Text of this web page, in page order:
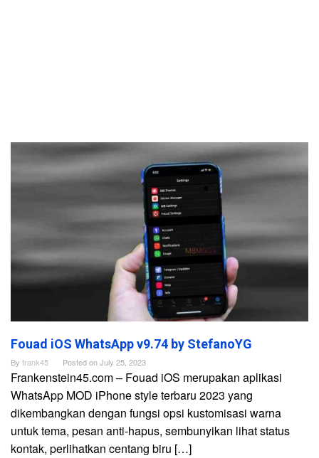
Frankenstein45.Com
Fouad iOS WhatsApp v9.74 by StefanoYG
By frank45 Posted onJuly 25, 2023
Frankenstein45.com – Fouad iOS merupakan aplikasi
WhatsApp MOD iPhone style terbaru 2023 yang
dikembangkan dengan fungsi opsi kustomisasi warna
untuk tema, pesan anti-hapus, sembunyikan lihat status
kontak, perlihatkan centang biru […]